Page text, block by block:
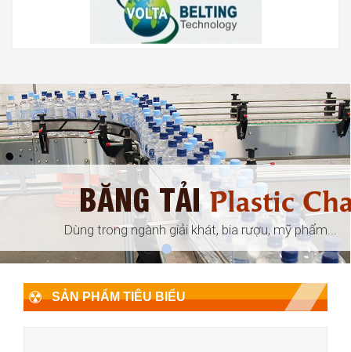
đóng gói, ...
BĂNG TẢIPlastic
Dùng trong ngành giải khát, bia rượu, mỹ phẩm...
SẢN PHẨM TIÊU BIỂU